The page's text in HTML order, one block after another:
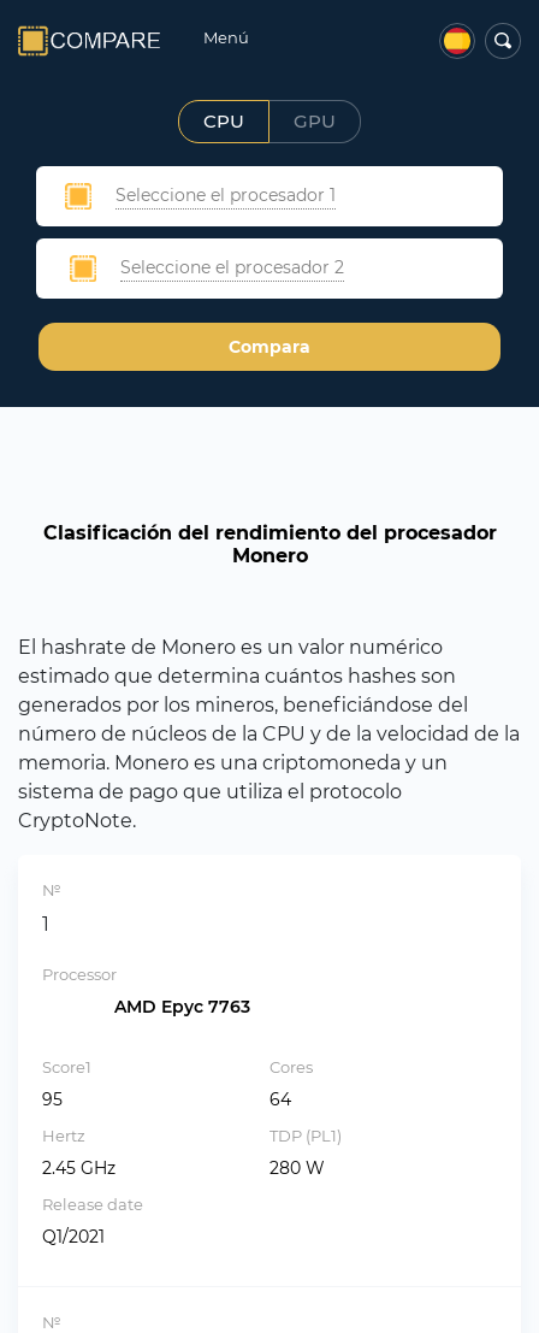
Menú
CPU GPU
Seleccione el procesador 1
Seleccione el procesador 2
Compara
Clasificación del rendimiento del procesador
Monero
El hashrate de Monero es un valor numérico
estimado que determina cuántos hashes son
generados por los mineros, beneficiándose del
número de núcleos de la CPU y de la velocidad de la
memoria. Monero es una criptomoneda y un
sistema de pago que utiliza el protocolo
CryptoNote.
№
1
Processor
AMD Epyc 7763
Score1
95
Cores
64
Hertz
2.45 GHz
TDP (PL1)
280 W
Release date
Q1/2021
№